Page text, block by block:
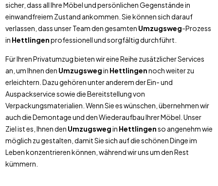
sicher, dass all Ihre Möbel und persönlichen Gegenstände in
einwandfreiem Zustand ankommen. Sie können sich darauf
verlassen, dass unser Team den gesamten Umzugsweg-Prozess
in Hettlingenprofessionell und sorgfältig durchführt.
Für Ihren Privatumzug bieten wir eine Reihe zusätzlicher Services
an, um Ihnen den Umzugswegin Hettlingennoch weiter zu
erleichtern. Dazu gehören unter anderem der Ein- und
Auspackservice sowie die Bereitstellung von
Verpackungsmaterialien. Wenn Sie es wünschen, übernehmen wir
auch die Demontage und den Wiederaufbau Ihrer Möbel. Unser
Ziel ist es, Ihnen den Umzugswegin Hettlingenso angenehm wie
möglich zu gestalten, damit Sie sich auf die schönen Dinge im
Leben konzentrieren können, während wir uns um den Rest
kümmern.